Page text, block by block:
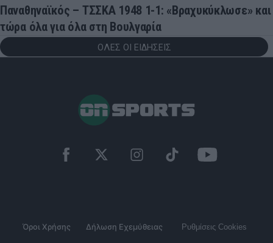
Παναθηναϊκός – ΤΣΣΚΑ 1948 1-1: «Βραχυκύκλωσε» και
τώρα όλα για όλα στη Βουλγαρία
ΟΛΕΣ ΟΙ ΕΙΔΗΣΕΙΣ
Όροι Χρήσης Δήλωση Εχεμύθειας Ρυθμίσεις Cookies